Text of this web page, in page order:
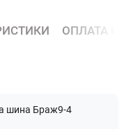
ОПЛАТА И
шина Браж9-4